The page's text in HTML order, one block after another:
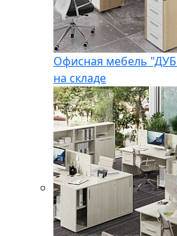
Офисная мебель
на складе